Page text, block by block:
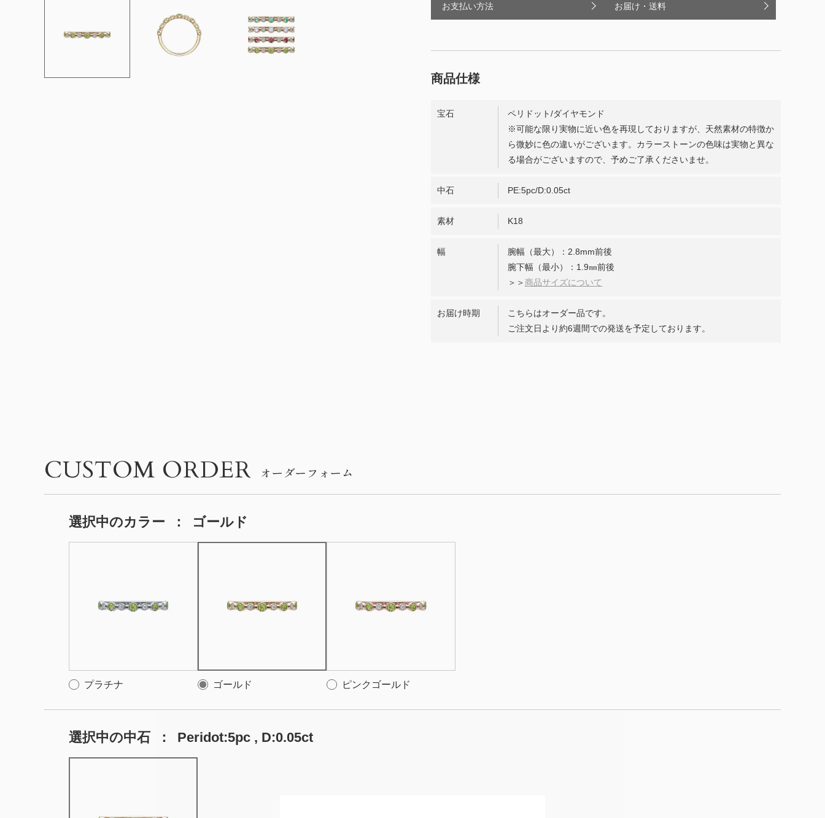
お支払い方法 お届け・送料
宝石
ペリドット/ダイヤモンド
※可能な限り実物に近い色を再現しておりますが、天然素材の特徴か
ら微妙に色の違いがございます。カラーストーンの色味は実物と異な
る場合がございますので、予めご了承くださいませ。
中石 PE:5pc/D:0.05ct
素材 K18
幅
腕幅（最大）：2.8mm前後
腕下幅（最小）：1.9㎜前後
＞＞商品サイズについて
お届け時期
こちらはオーダー品です。
ご注文日より約6週間での発送を予定しております。
CUSTOM ORDER
選択中のカラー ： ゴールド
プラチナ ゴールド ピンクゴールド
選択中の中石 ： Peridot:5pc , D:0.05ct